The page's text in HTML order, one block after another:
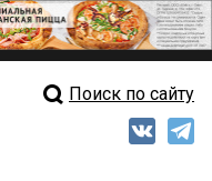
Свежий выпускПоиск по сайту